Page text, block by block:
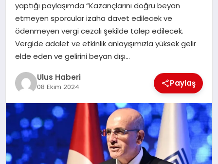
SPOR
YAŞAM
yaptığı paylaşımda “Kazançlarını doğru beyan
etmeyen sporcular izaha davet edilecek ve
ödenmeyen vergi cezalı şekilde talep edilecek.
Vergide adalet ve etkinlik anlayışımızla yüksek gelir
elde eden ve gelirini beyan dışı…
Ulus Haberi
08 Ekim 2024 Paylaş